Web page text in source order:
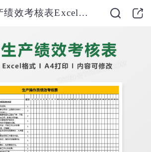
生产绩效考核表Excel表格